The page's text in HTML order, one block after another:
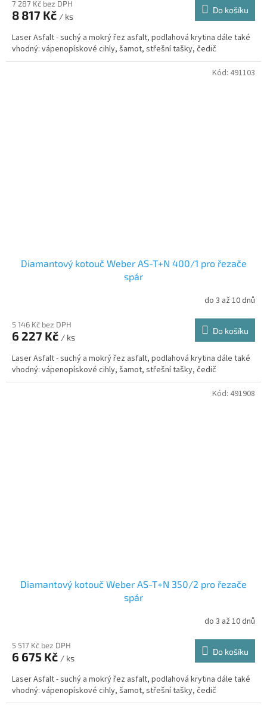
7 287 Kč bez DPH
8 817 Kč / ks
Do košíku
Laser Asfalt - suchý a mokrý řez asfalt, podlahová krytina dále také
vhodný: vápenopískové cihly, šamot, střešní tašky, čedič
Diamantový kotouč Weber AS-T+N 400/1 pro řezače
spár
do 3 až 10 dnů
5 146 Kč bez DPH
6 227 Kč / ks
Do košíku
Laser Asfalt - suchý a mokrý řez asfalt, podlahová krytina dále také
vhodný: vápenopískové cihly, šamot, střešní tašky, čedič
Kód: 491103
Diamantový kotouč Weber AS-T+N 350/2 pro řezače
spár
do 3 až 10 dnů
5 517 Kč bez DPH
6 675 Kč / ks
Do košíku
Laser Asfalt - suchý a mokrý řez asfalt, podlahová krytina dále také
vhodný: vápenopískové cihly, šamot, střešní tašky, čedič
Kód: 491908